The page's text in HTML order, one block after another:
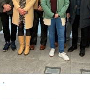
vivre-ensemble :
pour changer
l'UNSA Éducation a mené
Européenne et
: quelles différences